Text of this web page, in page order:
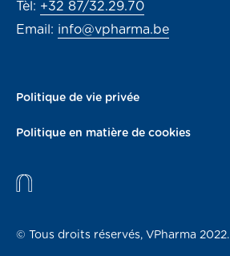
Tèl: +32 87/32.29.70
Email: info@vpharma.be
© Tous droits réservés, VPharma 2022.
Politique de vie privée
Politique en matière de cookies